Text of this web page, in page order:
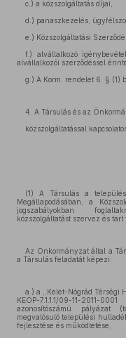
c.) a közszolgáltatás díjai,
d.) panaszkezelés,
e.) Közszolgáltatási
f.) alvállalkozó
alvállalkozói szerződéssel
g.) A Korm. rendelet 6. § (1)
4. A Társulás és az
közszolgáltatással
(1) A Társulás a
Megállapodásában, a
jogszabályokban
közszolgáltatást szervez és tart
Az Önkormányzat által a
a Társulás feladatát képezi:
a.) a ,,Kelet-Nógrád Térségi
KEOP-7.1.1.1/09-11-
azonosítószámú pályázat
megvalósuló települési
fejlesztése és működtetése,